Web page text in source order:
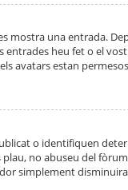
una entrada.
heu fet o el
avatars estan
o identifiquen
no abuseu del
simplement